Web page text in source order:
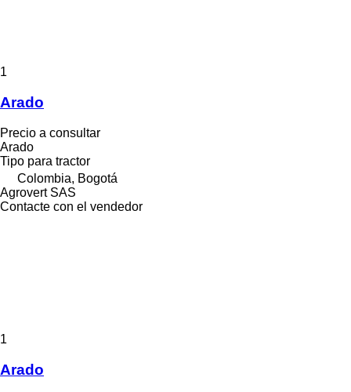
1
Arado
Precio a consultar
Arado
Tipo para tractor
Colombia, Bogotá
Agrovert SAS
Contacte con el vendedor
1
Arado